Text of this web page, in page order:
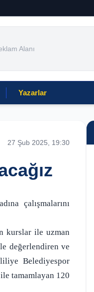
Alanı
Yazarlar
27 Şub 2025, 19:30
çalışmalarını
kurslar ile uzman
değerlendiren ve
Belediyespor
tamamlayan 120